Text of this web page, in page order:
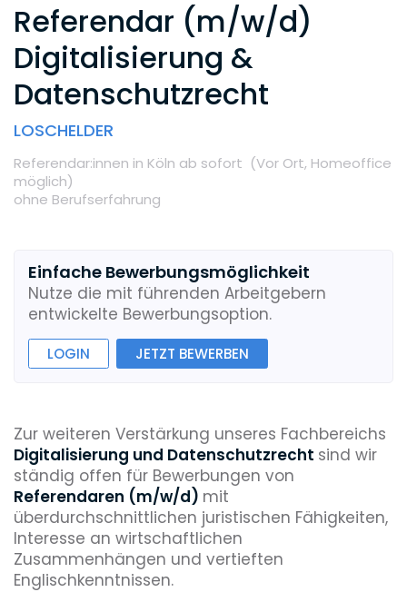
Referendar (m/w/d)
Digitalisierung &
Datenschutzrecht
LOSCHELDER
Referendar:innen in Köln ab sofort (Vor Ort, Homeoffice
möglich)
ohne Berufserfahrung
Einfache Bewerbungsmöglichkeit
Nutze die mit führenden Arbeitgebern
entwickelte Bewerbungsoption.
LOGIN JETZT BEWERBEN
Zur weiteren Verstärkung unseres Fachbereichs
Digitalisierung und Datenschutzrecht sind wir
ständig offen für Bewerbungen von
Referendaren (m/w/d) mit
überdurchschnittlichen juristischen Fähigkeiten,
Interesse an wirtschaftlichen
Zusammenhängen und vertieften
Englischkenntnissen.